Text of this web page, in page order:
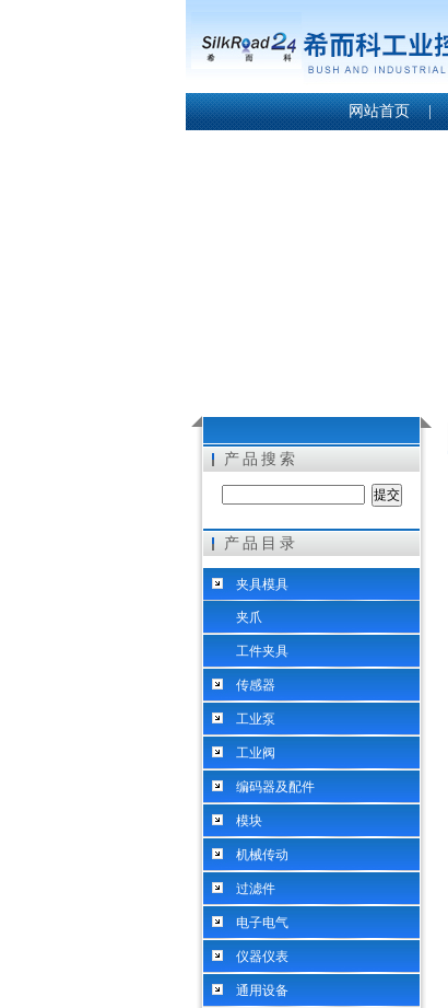
希而科工业控制设备（上海）有限公司
网站首页 |
产品搜索
产品目录
夹具模具
夹爪
工件夹具
传感器
工业泵
工业阀
编码器及配件
模块
机械传动
过滤件
电子电气
仪器仪表
通用设备